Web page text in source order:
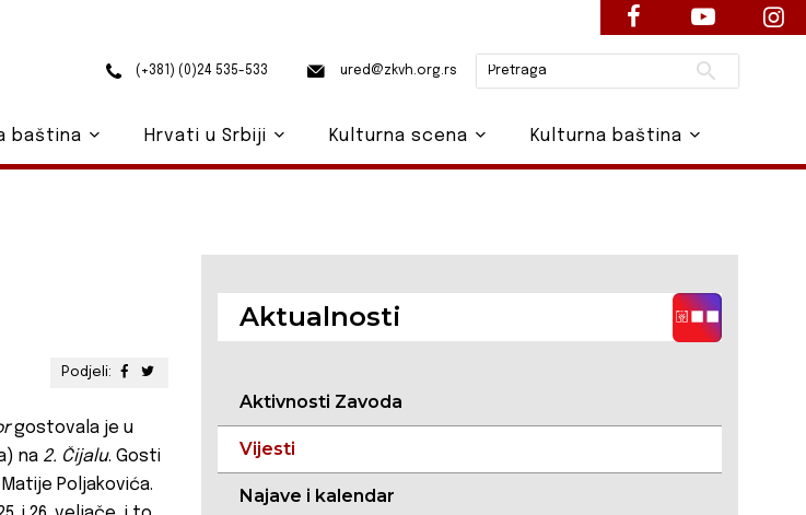
Podjeli:
gostovala je u
na 2. Čijalu. Gosti
Matije Poljakovića.
Aktualnosti
Aktivnosti Zavoda
Vijesti
Najave i kalendar
(+381) (0)24 535-533 ured@zkvh.org.rs Pretraži
baština Hrvati u Srbiji Kulturna scena Kulturna baština